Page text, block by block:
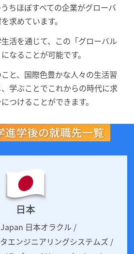
ちほぼすべての企業がグローバ
求めています。
活を通じて、この「グローバル
なることが可能です。
と、国際⾊豊かな⼈々の⽣活習
学ぶことでこれからの時代に求
つけることができます。
日本
日本オラクル /
エンジニアリングシステムズ /